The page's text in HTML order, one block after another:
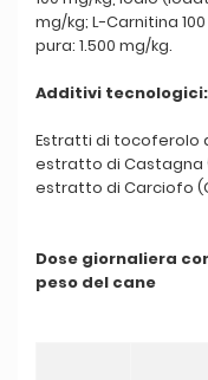
mg/kg; L-Carnitina
pura: 1.500 mg/kg.
Additivi tecnologici:
Estratti di tocoferolo
estratto di Castagna
estratto di Carciofo
Dose giornaliera
peso del cane